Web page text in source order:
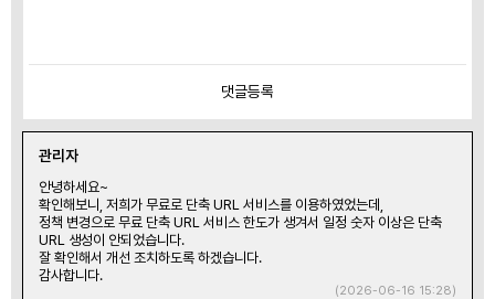
댓글등록
관리자
안녕하세요~
확인해보니, 저희가 무료로 단축 URL 서비스를 이용하였었는데,
정책 변경으로 무료 단축 URL 서비스 한도가 생겨서 일정 숫자 이상은 단축
URL 생성이 안되었습니다.
잘 확인해서 개선 조치하도록 하겠습니다.
감사합니다.
(2026-06-16 15:28)